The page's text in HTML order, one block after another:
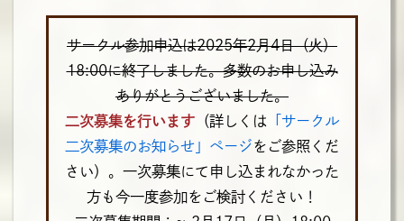
サークル参加申込は2025年2月4日（火）
18:00に終了しました。多数のお申し込み
ありがとうございました。
二次募集を行います （詳しくは 「サークル
二次募集のお知らせ」ページをご参照くだ
さい）。一次募集にて申し込まれなかった
方も今一度参加をご検討ください！